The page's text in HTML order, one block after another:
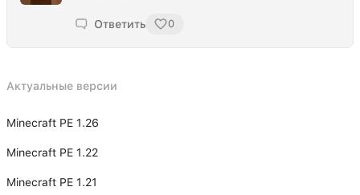
Ответить 0
Актуальные версии
Minecraft PE 1.26
Minecraft PE 1.22
Minecraft PE 1.21